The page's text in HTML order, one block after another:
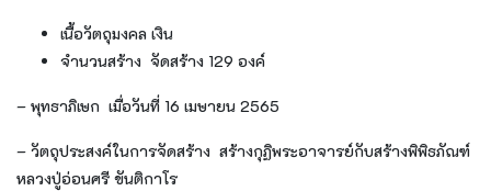
เนื้อวัตถุมงคล เงิน
จำนวนสร้าง จัดสร้าง 129 องค์
– พุทธาภิเษก เมื่อวันที่ 16 เมษายน 2565
– วัตถุประสงค์ในการจัดสร้าง สร้างกุฏิ​พระอาจารย์​กับสร้างพิพิธภัณฑ์​
หลวงปู่อ่อนศรี ขันติกาโร